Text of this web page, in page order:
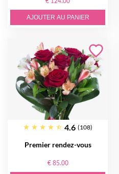
AJOUTER AU PANIER
4.6 (108)
Premier rendez-vous
€ 85.00